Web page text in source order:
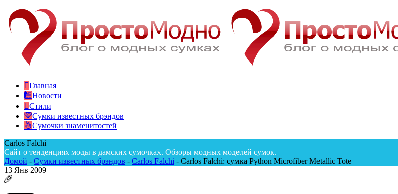
Главная
Новости
Стили
Сумки известных брэндов
Сумочки знаменитостей
Carlos Falchi
Сайт о тенденциях моды в дамских сумочках. Обзоры модных моделей сумок.
Домой - Сумки известных брэндов - Carlos Falchi - Carlos Falchi: сумка Python Microfiber Metallic Tote
13 Янв 2009